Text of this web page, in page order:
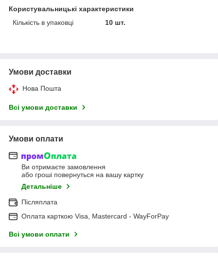
Користувальницькі характеристики
Кількість в упаковці
10 шт.
Умови доставки
Нова Пошта
Всі умови доставки
Умови оплати
Ви отримаєте замовлення
або гроші повернуться на вашу картку
Детальніше
Післяплата
Оплата карткою Visa, Mastercard - WayForPay
Всі умови оплати